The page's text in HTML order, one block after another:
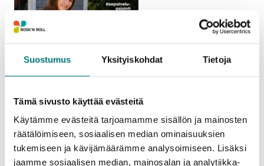
Suostumus Yksityiskohdat Tietoja
Tämä sivusto käyttää evästeitä
Käytämme evästeitä tarjoamamme sisällön ja mainosten
räätälöimiseen, sosiaalisen median ominaisuuksien
tukemiseen ja kävijämäärämme analysoimiseen. Lisäksi
jaamme sosiaalisen median, mainosalan ja analytiikka-
Miten voin säästää jätehuollossa? Miten biojätteen
lajittelu laajenee omakotitaloihin? Mihin voin viedä
piharakennustöissä yli jääneen maan? Muun muassa